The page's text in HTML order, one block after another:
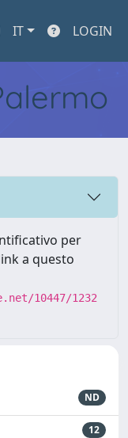
IT LOGIN
per
a questo
10447/1232
ND
12